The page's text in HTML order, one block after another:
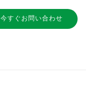
今すぐお問い合わせ